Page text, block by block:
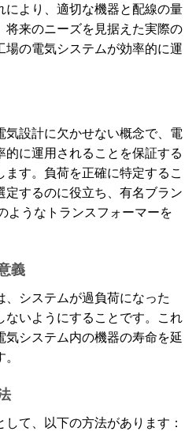
により、適切な機器と配線の量
将来のニーズを見据えた実際の
の電気システムが効率的に運
気設計に欠かせない概念で、電
に運用されることを保証する
ます。負荷を正確に特定するこ
定するのに役立ち、有名ブラン
ようなトランスフォーマーを
義
システムが過負荷になった
ないようにすることです。これ
気システム内の機器の寿命を延
て、以下の方法があります：